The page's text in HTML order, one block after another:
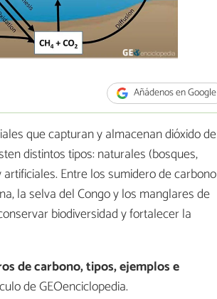
Añádenos en Google
que capturan y almacenan dióxido de
distintos tipos: naturales (bosques,
Entre los sumidero de carbono
la selva del Congo y los manglares de
biodiversidad y fortalecer la
de carbono, tipos, ejemplos e
de GEOenciclopedia.